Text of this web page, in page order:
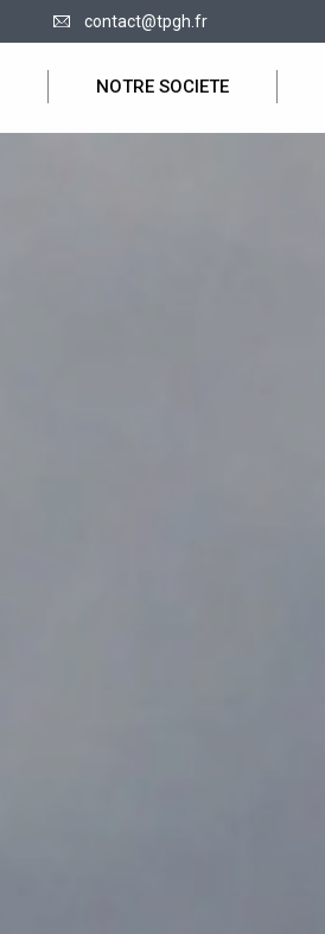
contact@tpgh.fr
NOTRE SOCIETE